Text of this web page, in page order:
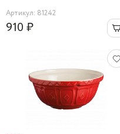
Артикул: 81242
910 ₽